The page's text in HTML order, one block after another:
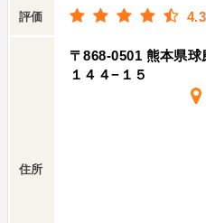
評価 4.3
住所
〒868-0501 熊本県
１４４−１５